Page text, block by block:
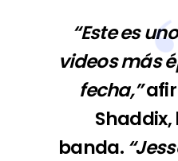
“Este es
videos más
fecha,”
Shaddix,
banda.